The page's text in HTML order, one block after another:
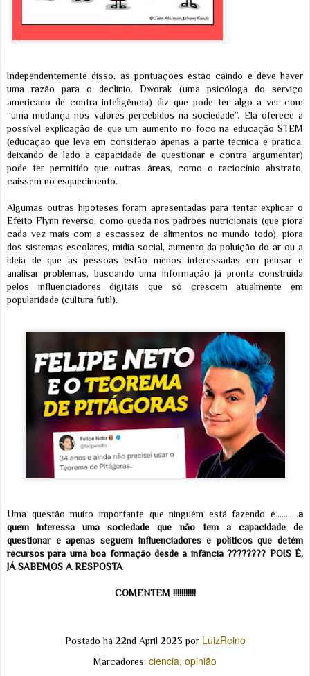
Independentemente disso, as pontuações estão caindo e deve haver
uma razão para o declínio. Dworak (uma psicóloga do serviço
americano de contra inteligência) diz que pode ter algo a ver com
“uma mudança nos valores percebidos na sociedade”. Ela oferece a
possível explicação de que um aumento no foco na educação STEM
(educação que leva em considerão apenas a parte técnica e pratica,
deixando de lado a capacidade de questionar e contra argumentar)
pode ter permitido que outras áreas, como o raciocínio abstrato,
caíssem no esquecimento.
Algumas outras hipóteses foram apresentadas para tentar explicar o
Efeito Flynn reverso, como queda nos padrões nutricionais (que piora
cada vez mais com a escassez de alimentos no mundo todo), piora
dos sistemas escolares, mídia social, aumento da poluição do ar ou a
ideia de que as pessoas estão menos interessadas em pensar e
analisar problemas, buscando uma informação já pronta construída
pelos influenciadores digitais que só crescem atualmente em
popularidade (cultura fútil).
Uma questão muito importante que ninguém está fazendo é...........a
quem interessa uma sociedade que não tem a capacidade de
questionar e apenas seguem influenciadores e políticos que detém
recursos para uma boa formação desde a infância ???????? POIS É,
JÁ SABEMOS A RESPOSTA
COMENTEM !!!!!!!!!!!
Postado há 22nd April 2023 por LuizReino
Marcadores: ciencia opinião